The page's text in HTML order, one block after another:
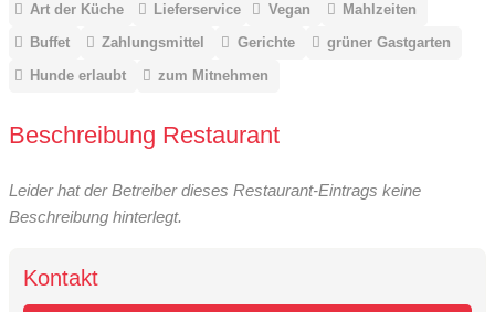
Art der Küche Lieferservice Vegan
Mahlzeiten
Buffet
Zahlungsmittel Gerichte
grüner Gastgarten
Hunde erlaubt
zum Mitnehmen
Beschreibung Restaurant
Leider hat der Betreiber dieses Restaurant-Eintrags keine
Beschreibung hinterlegt.
Kontakt